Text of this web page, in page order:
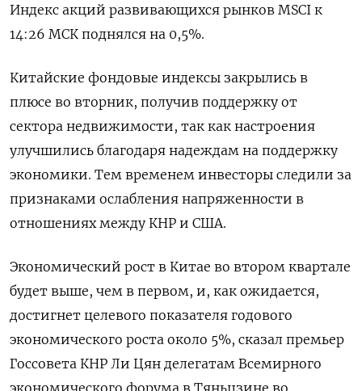
Индекс акций развивающихся рынков MSCI к
14:26 МСК поднялся на 0,5%.
Китайские фондовые индексы закрылись в
плюсе во вторник, получив поддержку от
сектора недвижимости, так как настроения
улучшились благодаря надеждам на поддержку
экономики. Тем временем инвесторы следили за
признаками ослабления напряженности в
отношениях между КНР и США.
Экономический рост в Китае во втором квартале
будет выше, чем в первом, и, как ожидается,
достигнет целевого показателя годового
экономического роста около 5%, сказал премьер
Госсовета КНР Ли Цян делегатам Всемирного
экономического форума в Тяньцзине во